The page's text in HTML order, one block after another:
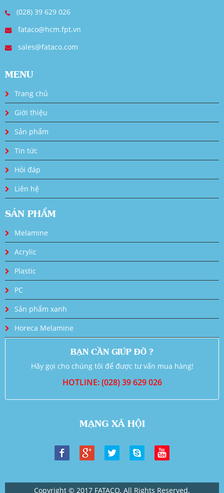
(028) 39 629 026
fataco@hcm.fpt.vn
sales@fataco.com
MENU
Trang chủ
Giới thiệu
Sản phẩm
Tin tức
Hỏi đáp
Liên hệ
SẢN PHẨM
Melamine
Acrylic
Plastic
PC
Sản phẩm xanh
Horeca Melamine
BẠN CẦN GIÚP ĐỠ ?
Hãy gọi cho chúng tôi để được tư vấn mua hàng!
HOTLINE: (028) 39 629 026
MẠNG XÃ HỘI
Copyright © 2017 FATACO. All Rights Reserved.